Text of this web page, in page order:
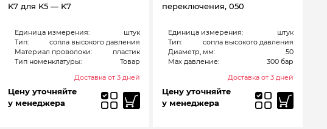
K7 для K5 — K7
Единица измерения:
штук
Тип:
сопла высокого давления
Материал проволоки:
пластик
Тип номенклатуры:
Товар
Доставка от 3 дней
Цену уточняйте
у менеджера
переключения, 050
Единица измерения:
штук
Тип:
сопла высокого давления
Диаметр, мм:
50
Max давление:
300 бар
Доставка от 3 дней
Цену уточняйте
у менеджера